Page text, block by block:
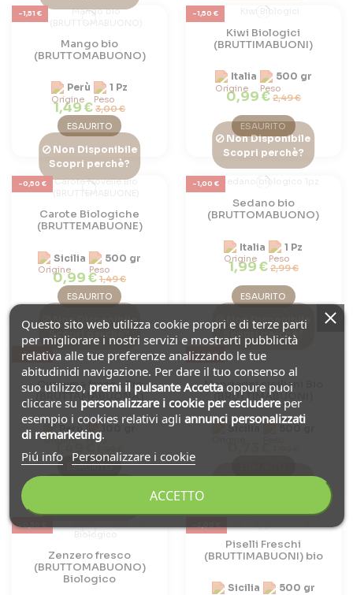
-1,51 €
Mango bio
(BRUTTOMABUONO)
Perù 1 Pz
1,49 €3,00 €
ESAURITO
-1,50 €
Kiwi Biologici
(BRUTTIMABUONI)
Italia 500 gr
0,99 €2,49 €
ESAURITO
-0,50 €
Non Disponibile
Scopri perchè?
Carote Biologiche
(BRUTTEMABUONE)
Sicilia 500 gr
0,99 €1,49 €
ESAURITO
-1,00 €
Non Disponibile
Scopri perchè?
Sedano bio
(BRUTTOMABUONO)
Italia 1 Pz
1,99 €2,99 €
ESAURITO
-0,50 €
Non Disponibile
Scopri perchè?
Curcuma fresca Bio
(BRUTTAMABUONA)
Perù
1,49 €
ESAURITO
-1,26 €
Non Disponibile
Scopri perchè?
Mandarini siciliani Bio
(BRUTTIMABUONI)
Sicilia
-0,50 €
Zenzero fresco
(BRUTTOMABUONO)
Biologico
Non Disponibile
Piselli Freschi
(BRUTTIMABUONI) bio
Sicilia 500 gr
Questo sito web utilizza cookie propri e di terze parti
per migliorare i nostri servizi e mostrarti pubblicità
relativa alle tue preferenze analizzando le tue
abitudinidi navigazione. Per dare il tuo consenso al
suo utilizzo, premi il pulsante Accettaoppure puoi
cliccare su personalizzare i cookie per escludereper
esempio i cookies relativi agli annunci personalizzati
di remarketing.
Piú info
Personalizzare i cookie
ACCETTO